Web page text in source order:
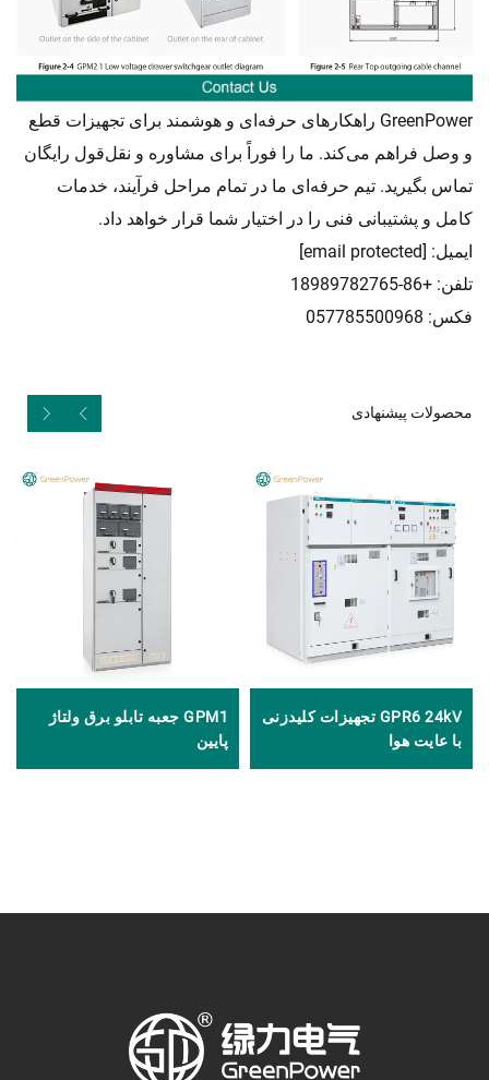
GreenPower راهکارهای حرفه‌ای و هوشمند برای تجهیزات قطع
و وصل فراهم می‌کند. ما را فوراً برای مشاوره و نقل‌قول رایگان
تماس بگیرید. تیم حرفه‌ای ما در تمام مراحل فرآیند، خدمات
کامل و پشتیبانی فنی را در اختیار شما قرار خواهد داد.
ایمیل: [email protected]
تلفن: +86-18989782765
فکس: 057785500968
محصولات پیشنهادی
GPR6 24kV تجهیزات کلیدزنی
با عایت هوا
GPM1 جعبه تابلو برق ولتاژ
پایین